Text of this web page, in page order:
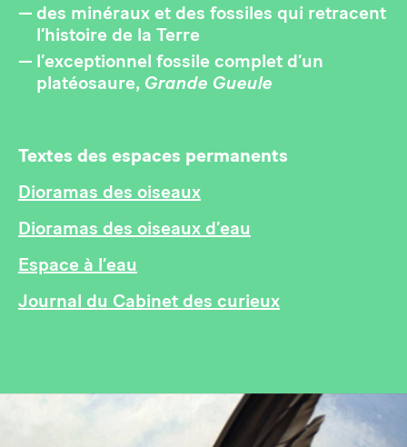
des minéraux et des fossiles qui retracent
l’histoire de la Terre
l’exceptionnel fossile complet d’un
platéosaure, Grande Gueule
Textes des espaces permanents
Dioramas des oiseaux
Dioramas des oiseaux d’eau
Espace à l’eau
Journal du Cabinet des curieux